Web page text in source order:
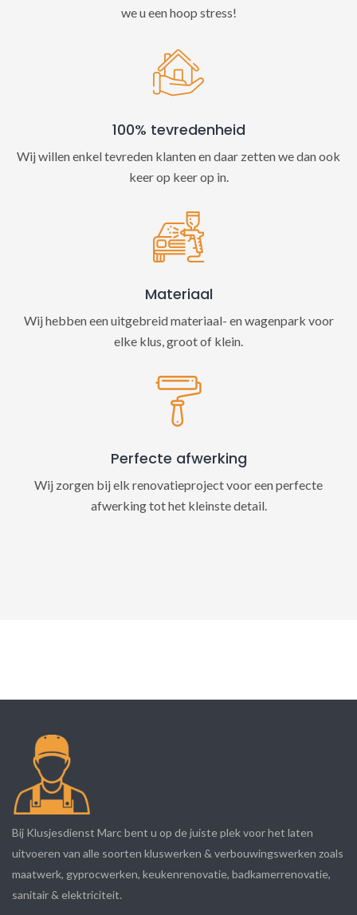
we u een hoop stress!
100% tevredenheid
Wij willen enkel tevreden klanten en daar zetten we dan ook
keer op keer op in.
Materiaal
Wij hebben een uitgebreid materiaal- en wagenpark voor
elke klus, groot of klein.
Perfecte afwerking
Wij zorgen bij elk renovatieproject voor een perfecte
afwerking tot het kleinste detail.
Bij Klusjesdienst Marc bent u op de juiste plek voor het laten
uitvoeren van alle soorten kluswerken & verbouwingswerken zoals
maatwerk, gyprocwerken, keukenrenovatie, badkamerrenovatie,
sanitair & elektriciteit.